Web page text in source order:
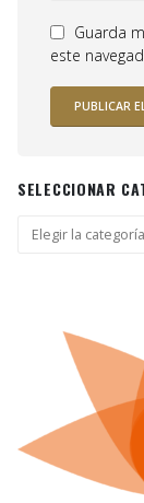
Guarda
este
SELECCIONAR
Seleccionar
categoría